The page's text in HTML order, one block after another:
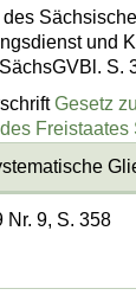
und
S.
Gesetz
Freistaates
Nr. 9, S. 358